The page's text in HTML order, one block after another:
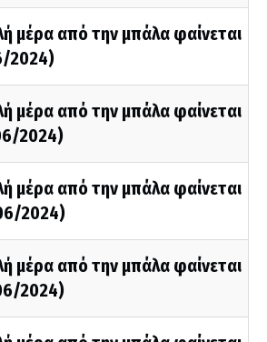
μέρα από την μπάλα φαίνεται
2024)
μέρα από την μπάλα φαίνεται
2024)
μέρα από την μπάλα φαίνεται
2024)
μέρα από την μπάλα φαίνεται
2024)